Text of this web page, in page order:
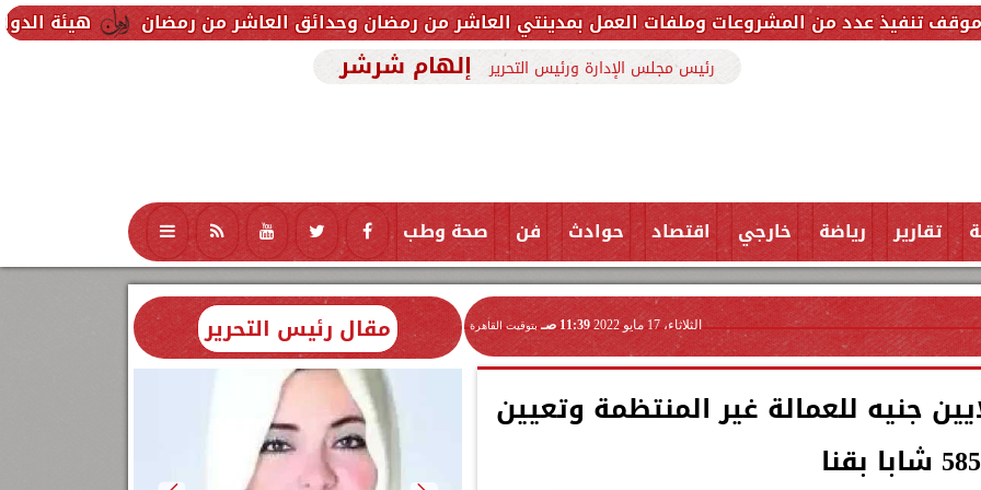
هيئة الدواء تحذر من من المشروعات وملفات العمل بمدينتي العاشر من رمضان وحدائق العاشر من رمضان
رئيس مجلس الإدارة ورئيس التحرير إلهام شرشر
تقارير رياضة خارجي اقتصاد حوادث فن صحة وطب تكنولوجيا منوعات محافظات
الثلاثاء، 17 مايو 2022 11:39 صـ بتوقيت القاهرة
العاملة : صرف 6 ملايين جنيه للعمالة غير المنتظمة وتعيين
585 شابا بقنا
مقال رئيس التحرير